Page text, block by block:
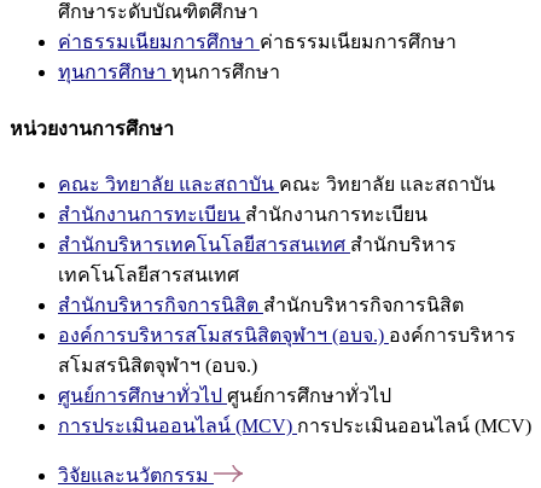
ศึกษาระดับบัณฑิตศึกษา
ค่าธรรมเนียมการศึกษา ค่าธรรมเนียมการศึกษา
ทุนการศึกษา ทุนการศึกษา
หน่วยงานการศึกษา
คณะ วิทยาลัย และสถาบัน คณะ วิทยาลัย และสถาบัน
สำนักงานการทะเบียน สำนักงานการทะเบียน
สำนักบริหารเทคโนโลยีสารสนเทศ สำนักบริหาร
เทคโนโลยีสารสนเทศ
สำนักบริหารกิจการนิสิต สำนักบริหารกิจการนิสิต
องค์การบริหารสโมสรนิสิตจุฬาฯ (อบจ.) องค์การบริหาร
สโมสรนิสิตจุฬาฯ (อบจ.)
ศูนย์การศึกษาทั่วไป ศูนย์การศึกษาทั่วไป
การประเมินออนไลน์ (MCV) การประเมินออนไลน์ (MCV)
วิจัยและนวัตกรรม